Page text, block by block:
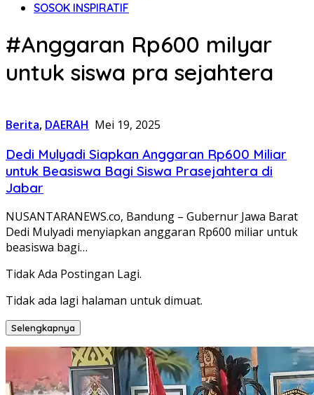
SOSOK INSPIRATIF
#Anggaran Rp600 milyar
untuk siswa pra sejahtera
Berita, DAERAH Mei 19, 2025
Dedi Mulyadi Siapkan Anggaran Rp600 Miliar
untuk Beasiswa Bagi Siswa Prasejahtera di
Jabar
NUSANTARANEWS.co, Bandung – Gubernur Jawa Barat
Dedi Mulyadi menyiapkan anggaran Rp600 miliar untuk
beasiswa bagi…
Tidak Ada Postingan Lagi.
Tidak ada lagi halaman untuk dimuat.
Selengkapnya